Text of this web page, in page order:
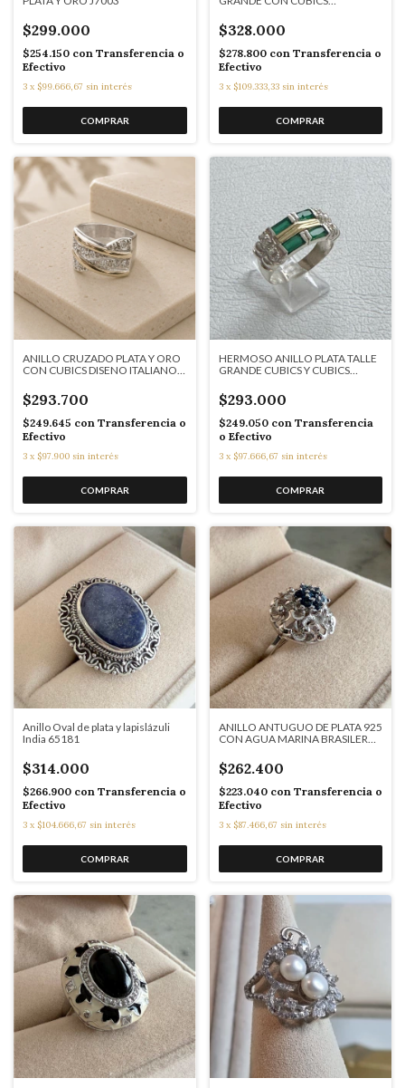
$299.000
$254.150 con Transferencia o
Efectivo
3 x $99.666,67 sin interés
$328.000
$278.800 con Transferencia o
Efectivo
3 x $109.333,33 sin interés
ANILLO CRUZADO PLATA Y ORO
CON CUBICS DISENO ITALIANO
$293.700
$249.645 con Transferencia o
Efectivo
3 x $97.900 sin interés
HERMOSO ANILLO PLATA TALLE
GRANDE CUBICS Y CUBICS
$293.000
$249.050 con Transferencia
o Efectivo
3 x $97.666,67 sin interés
Anillo Oval de plata y lapislázuli
India 65181
$314.000
$266.900 con Transferencia o
Efectivo
3 x $104.666,67 sin interés
ANILLO ANTUGUO DE PLATA 925
CON AGUA MARINA BRASILERA
$262.400
$223.040 con Transferencia o
Efectivo
3 x $87.466,67 sin interés